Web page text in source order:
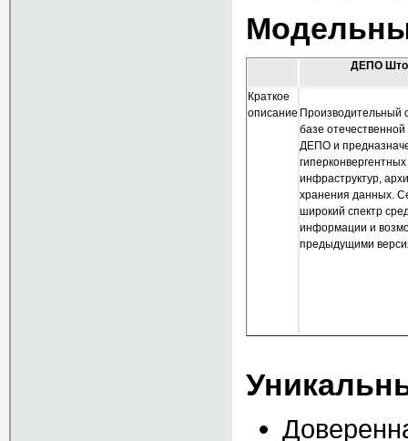
ДЕПО
Краткое
описание Производительный
базе
ДЕПО и
инфраструктур,
хранения данных.
широкий спектр
информации и
предыдущими